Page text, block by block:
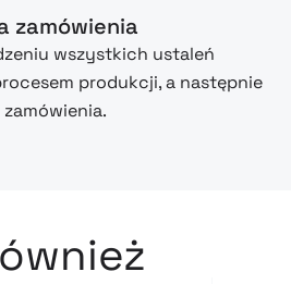
zamówienia
wszystkich ustaleń
produkcji, a następnie